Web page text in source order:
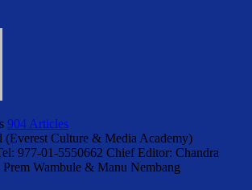
904 Articles
(Everest Culture & Media Academy)
977-01-5550662 Chief Editor: Chandra
Wambule & Manu Nembang